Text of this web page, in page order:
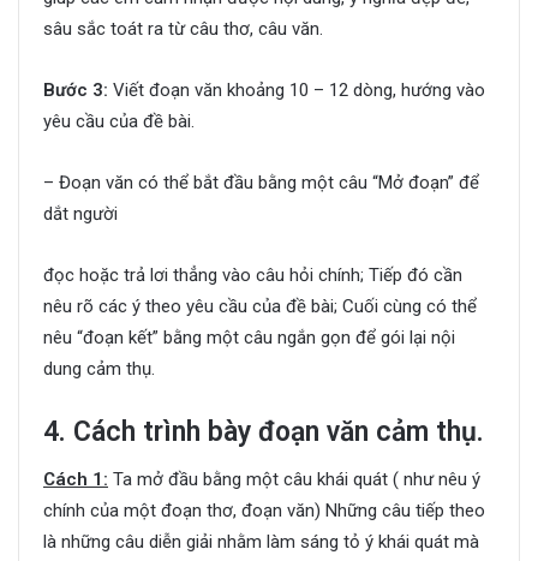
sâu sắc toát ra từ câu thơ, câu văn.
Bước 3: Viết đoạn văn khoảng 10 – 12 dòng, hướng vào
yêu cầu của đề bài.
– Đoạn văn có thể bắt đầu bằng một câu “Mở đoạn” để
dắt người
đọc hoặc trả lơi thẳng vào câu hỏi chính; Tiếp đó cần
nêu rõ các ý theo yêu cầu của đề bài; Cuối cùng có thể
nêu “đoạn kết” bằng một câu ngắn gọn để gói lại nội
dung cảm thụ.
4. Cách trình bày đoạn văn cảm thụ.
Cách 1: Ta mở đầu bằng một câu khái quát ( như nêu ý
chính của một đoạn thơ, đoạn văn) Những câu tiếp theo
là những câu diễn giải nhằm làm sáng tỏ ý khái quát mà